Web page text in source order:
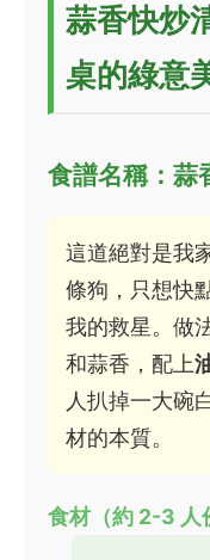
蒜香快炒
桌的綠意
食譜名稱：蒜
這道絕對是我
條狗，只想快
我的救星。做
和蒜香，配上
人扒掉一大碗
材的本質。
食材（約 2-3 人